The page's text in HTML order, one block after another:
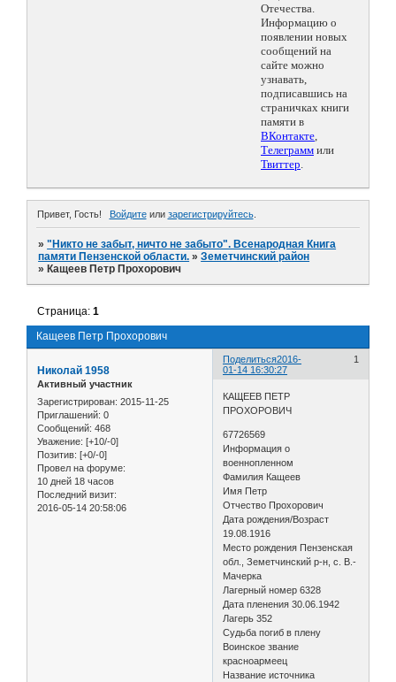
Отечества.
Информацию о
появлении новых
сообщений на
сайте можно
узнавать,
подписавшись на
страничках книги
памяти в
ВКонтакте,
Телеграмм или
Твиттер.
Привет, Гость! Войдитеили зарегистрируйтесь.
»"Никто не забыт, ничто не забыто". Всенародная Книга
памяти Пензенской области. »Земетчинский район
» Кащеев Петр Прохорович
Кащеев Петр Прохорович
Страница:1
Поделиться 1
2016-
01-14 16:30:27
Николай 1958
Активный участник
Зарегистрирован: 2015-11-25
Приглашений: 0
Сообщений: 468
Уважение: [+10/-0]
Позитив: [+0/-0]
Провел на форуме:
10 дней 18 часов
Последний визит:
2016-05-14 20:58:06
КАЩЕЕВ ПЕТР
ПРОХОРОВИЧ
67726569
Информация о
военнопленном
Фамилия Кащеев
Имя Петр
Отчество Прохорович
Дата рождения/Возраст
19.08.1916
Место рождения Пензенская
обл., Земетчинский р-н, с. В.-
Мачерка
Лагерный номер 6328
Дата пленения 30.06.1942
Лагерь 352
Судьба погиб в плену
Воинское звание
красноармеец
Название источника